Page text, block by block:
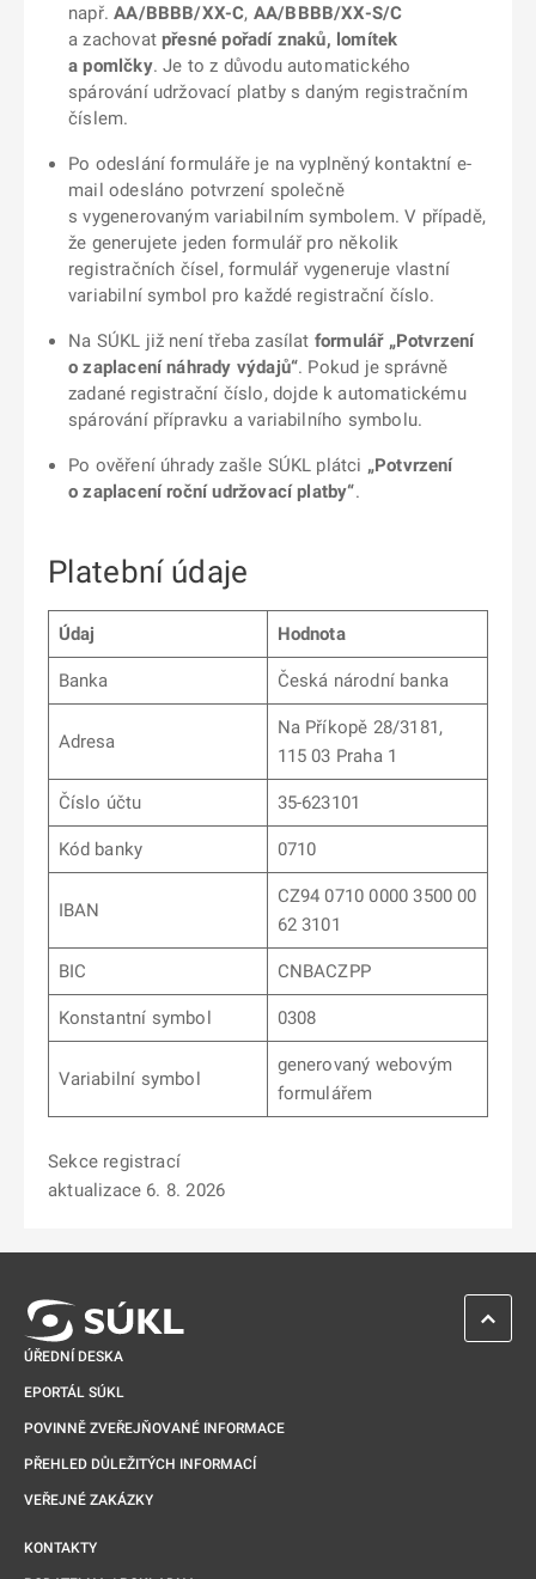
např.AA/BBBB/XX-C, AA/BBBB/XX-S/C
a zachovatpřesné pořadí znaků, lomítek
a pomlčky. Je to z důvodu automatického
spárování udržovací platby s daným registračním
číslem.
Po odeslání formuláře je na vyplněný kontaktní e-
mail odesláno potvrzení společně
s vygenerovaným variabilním symbolem. V případě,
že generujete jeden formulář pro několik
registračních čísel, formulář vygeneruje vlastní
variabilní symbol pro každé registrační číslo.
Na SÚKL již není třeba zasílat formulář „Potvrzení
o zaplacení náhrady výdajů“. Pokud je správně
zadané registrační číslo, dojde k automatickému
spárování přípravku a variabilního symbolu.
Po ověření úhrady zašle SÚKL plátci „Potvrzení
o zaplacení roční udržovací platby“.
Platební údaje
Údaj Hodnota
Banka Česká národní banka
Adresa
Na Příkopě 28/3181,
115 03 Praha 1
Číslo účtu 35-623101
Kód banky 0710
IBAN
CZ94 0710 0000 3500 00
62 3101
BIC CNBACZPP
Konstantní symbol 0308
Variabilní symbol
generovaný webovým
formulářem
Sekce registrací
aktualizace 6. 8. 2026
ÚŘEDNÍ DESKA
EPORTÁL SÚKL
POVINNĚ ZVEŘEJŇOVANÉ INFORMACE
PŘEHLED DŮLEŽITÝCH INFORMACÍ
VEŘEJNÉ ZAKÁZKY
KONTAKTY
ZPĚT